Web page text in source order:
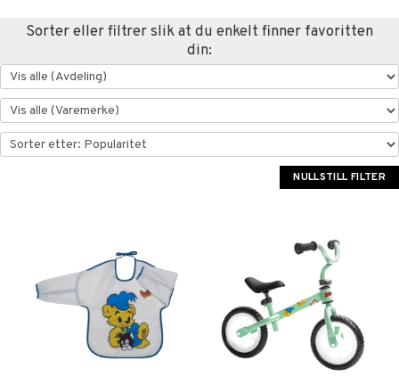
Sorter eller filtrer slik at du enkelt finner favoritten
din:
NULLSTILL FILTER